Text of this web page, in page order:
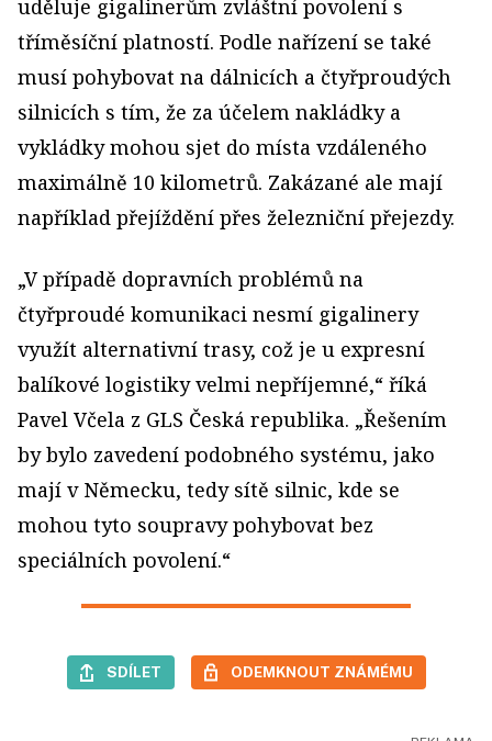
uděluje gigalinerům zvláštní povolení s
tříměsíční platností. Podle nařízení se také
musí pohybovat na dálnicích a čtyřproudých
silnicích s tím, že za účelem nakládky a
vykládky mohou sjet do místa vzdáleného
maximálně 10 kilometrů. Zakázané ale mají
například přejíždění přes železniční přejezdy.
„V případě dopravních problémů na
čtyřproudé komunikaci nesmí gigalinery
využít alternativní trasy, což je u expresní
balíkové logistiky velmi nepříjemné,“ říká
Pavel Včela z GLS Česká republika. „Řešením
by bylo zavedení podobného systému, jako
mají v Německu, tedy sítě silnic, kde se
mohou tyto soupravy pohybovat bez
speciálních povolení.“
SDÍLET ODEMKNOUT ZNÁMÉMU